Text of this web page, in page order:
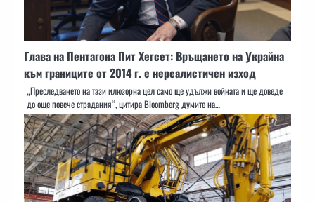
Глава на Пентагона Пит Хегсет: Връщането на Украйна
към границите от 2014 г. е нереалистичен изход
„Преследването на тази илюзорна цел само ще удължи войната и ще доведе
до още повече страдания“, цитира Bloomberg думите на…